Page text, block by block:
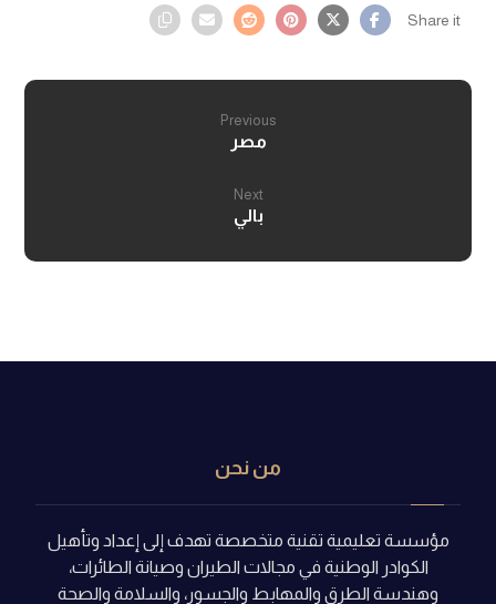
Previous
مصر
Next
بالي
من نحن
مؤسسة تعليمية تقنية متخصصة تهدف إلى إعداد وتأهيل
الكوادر الوطنية في مجالات الطيران وصيانة الطائرات،
وهندسة الطرق والمهابط والجسور، والسلامة والصحة